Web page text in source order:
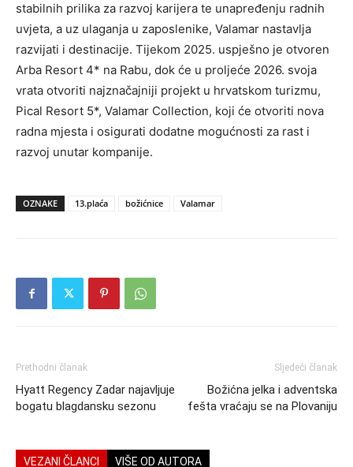
stabilnih prilika za razvoj karijera te unapređenju radnih
uvjeta, a uz ulaganja u zaposlenike, Valamar nastavlja
razvijati i destinacije. Tijekom 2025. uspješno je otvoren
Arba Resort 4* na Rabu, dok će u proljeće 2026. svoja
vrata otvoriti najznačajniji projekt u hrvatskom turizmu,
Pical Resort 5*, Valamar Collection, koji će otvoriti nova
radna mjesta i osigurati dodatne mogućnosti za rast i
razvoj unutar kompanije.
OZNAKE 13.plaća božićnice Valamar
Prethodni članak
Hyatt Regency Zadar najavljuje
bogatu blagdansku sezonu
Sljedeći članak
Božićna jelka i adventska
fešta vraćaju se na Plovaniju
VEZANI ČLANCI VIŠE OD AUTORA